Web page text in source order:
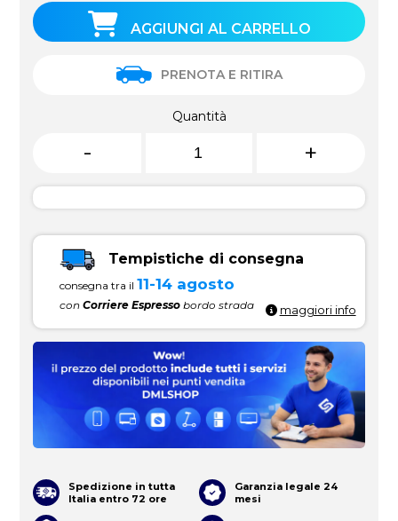
AGGIUNGI AL CARRELLO
PRENOTA E RITIRA
Quantità
- +
Tempistiche di consegna
consegna tra il 11-14 agosto
conCorriere Espresso bordo strada maggiori info
Spedizione in tutta
Italia entro 72 ore
Garanzia legale 24
mesi